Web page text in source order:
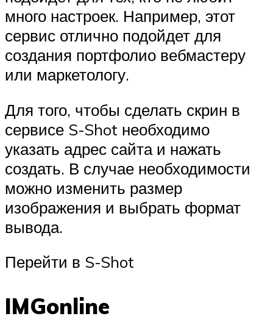
много настроек. Например, этот
сервис отлично подойдет для
создания портфолио вебмастеру
или маркетологу.
Для того, чтобы сделать скрин в
сервисе S-Shot необходимо
указать адрес сайта и нажать
создать. В случае необходимости
можно изменить размер
изображения и выбрать формат
вывода.
Перейти в S-Shot
IMGonline